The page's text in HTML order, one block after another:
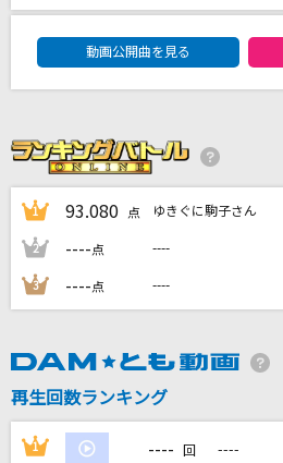
[良音]COLORS
ザ・ベイスターズ
M
浜崎あゆみ
流転の花
MELLOW DEAR US
DAM★ともボーカルエント
動画公開曲を見る
1 93.080 点 ゆきぐに駒子さん
2 ----点 ----
3 ----点 ----
再生回数ランキング
1 ---- 回 ----